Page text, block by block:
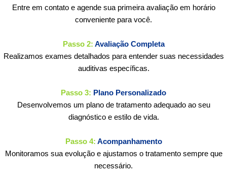
Entre em contato e agende sua primeira avaliação em horário
conveniente para você.
Passo 2: Avaliação Completa
Realizamos exames detalhados para entender suas necessidades
auditivas específicas.
Passo 3: Plano Personalizado
Desenvolvemos um plano de tratamento adequado ao seu
diagnóstico e estilo de vida.
Passo 4: Acompanhamento
Monitoramos sua evolução e ajustamos o tratamento sempre que
necessário.